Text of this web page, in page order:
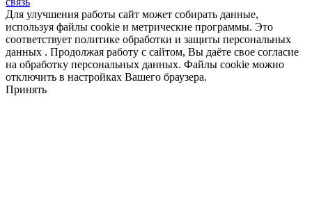
Для улучшения работы сайт может собирать данные,
используя файлы cookie и метрические программы. Это
соответствует политике обработки и защиты персональных
данных . Продолжая работу с сайтом, Вы даёте свое согласие
на обработку персональных данных. Файлы cookie можно
отключить в настройках Вашего браузера.
Принять